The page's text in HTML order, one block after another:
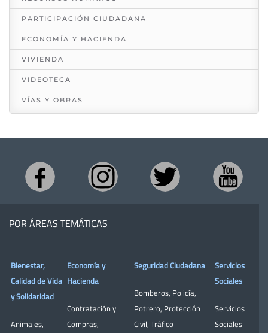
PARTICIPACIÓN CIUDADANA
ECONOMÍA Y HACIENDA
VIVIENDA
VIDEOTECA
VÍAS Y OBRAS
POR ÁREAS TEMÁTICAS
Bienestar,
Calidad de Vida
y Solidaridad
Animales,
Economía y
Hacienda
Contratación y
Compras,
Seguridad Ciudadana
Bomberos, Policía,
Potrero, Protección
Civil, Tráfico
Servicios
Sociales
Servicios
Sociales